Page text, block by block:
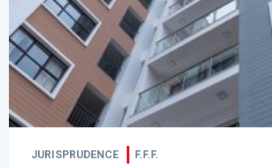
JURISPRUDENCE F.F.F.